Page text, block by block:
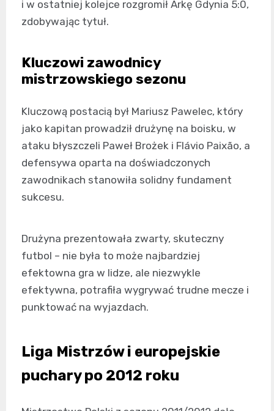
i w ostatniej kolejce rozgromił Arkę Gdynia 5:0,
zdobywając tytuł.
Kluczowi zawodnicy
mistrzowskiego sezonu
Kluczową postacią był Mariusz Pawelec, który
jako kapitan prowadził drużynę na boisku, w
ataku błyszczeli Paweł Brożek i Flávio Paixão, a
defensywa oparta na doświadczonych
zawodnikach stanowiła solidny fundament
sukcesu.
Drużyna prezentowała zwarty, skuteczny
futbol – nie była to może najbardziej
efektowna gra w lidze, ale niezwykle
efektywna, potrafiła wygrywać trudne mecze i
punktować na wyjazdach.
Liga Mistrzów i europejskie
puchary po 2012 roku